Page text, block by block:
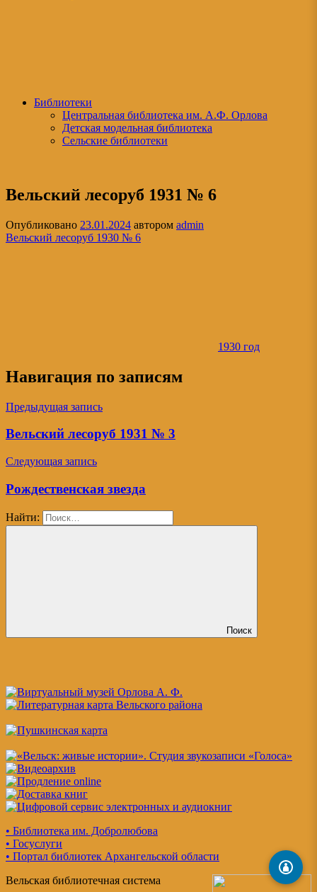
Библиотеки
Центральная библиотека им. А.Ф. Орлова
Детская модельная библиотека
Сельские библиотеки
Вельский лесоруб 1931 № 6
Опубликовано 23.01.2024 автором admin
Вельский лесоруб 1930 № 6
1930 год
Навигация по записям
Предыдущая запись
Вельский лесоруб 1931 № 3
Следующая запись
Рождественская звезда
Найти:
Поиск
• Библиотека им. Добролюбова
• Госуслуги
• Портал библиотек Архангельской области
Вельская библиотечная система